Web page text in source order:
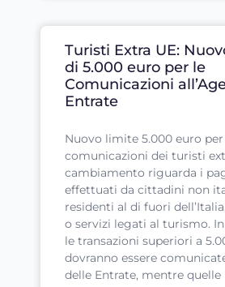
Turisti Extra UE:
di 5.000 euro per le
Comunicazioni
Entrate
Nuovo limite 5.000 euro per
comunicazioni dei turisti
cambiamento riguarda i
effettuati da cittadini non
residenti al di fuori
o servizi legati al turismo.
le transazioni superiori a
dovranno essere
delle Entrate, mentre quelle